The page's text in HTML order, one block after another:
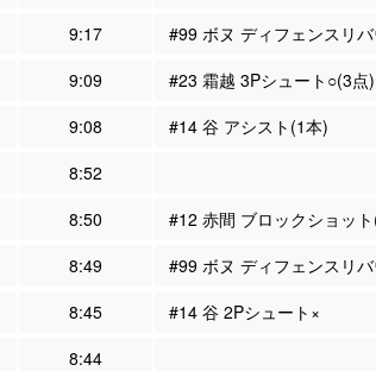
9:17
#99 ボヌ ディフェンスリ
9:09 #23 霜越 3Pシュート○(3点)
9:08
#14 谷 アシスト(1本)
8:52
8:50
#12 赤間 ブロックショッ
8:49
#99 ボヌ ディフェンスリ
8:45
#14 谷 2Pシュート×
8:44